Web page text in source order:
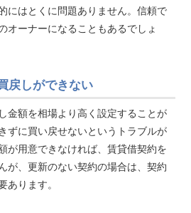
にはとくに問題ありません。信頼で
オーナーになることもあるでしょ
戻しができない
金額を相場より高く設定することが
ずに買い戻せないというトラブルが
が用意できなければ、賃貸借契約を
が、更新のない契約の場合は、契約
ります。